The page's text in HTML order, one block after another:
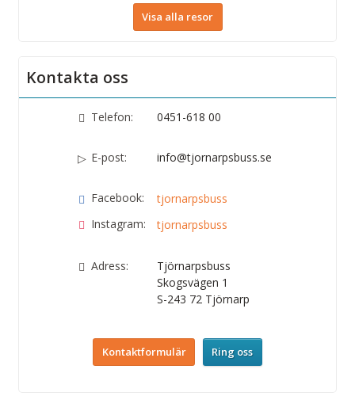
Visa alla resor
Kontakta oss
Telefon: 0451-618 00
E-post: info@tjornarpsbuss.se
Facebook:
tjornarpsbuss
Instagram:
tjornarpsbuss
Adress:
Tjörnarpsbuss
Skogsvägen 1
S-243 72 Tjörnarp
Kontaktformulär Ring oss